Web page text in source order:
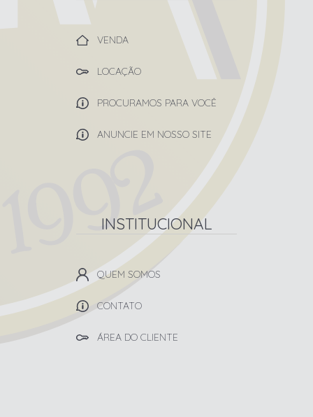
VENDA
LOCAÇÃO
PROCURAMOS PARA VOCÊ
ANUNCIE EM NOSSO SITE
INSTITUCIONAL
QUEM SOMOS
CONTATO
ÁREA DO CLIENTE